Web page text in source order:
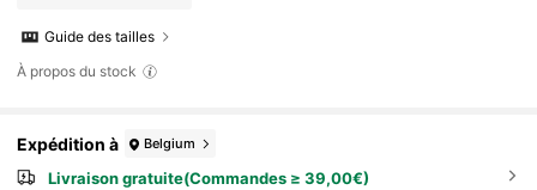
Guide des tailles
À propos du stock
Expédition à Belgium
Livraison gratuite(Commandes ≥ 39,00€)